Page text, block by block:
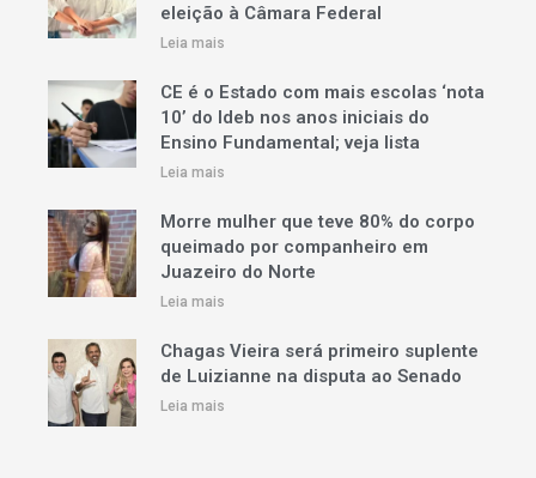
eleição à Câmara Federal
Leia mais
CE é o Estado com mais escolas ‘nota
10’ do Ideb nos anos iniciais do
Ensino Fundamental; veja lista
Leia mais
Morre mulher que teve 80% do corpo
queimado por companheiro em
Juazeiro do Norte
Leia mais
Chagas Vieira será primeiro suplente
de Luizianne na disputa ao Senado
Leia mais